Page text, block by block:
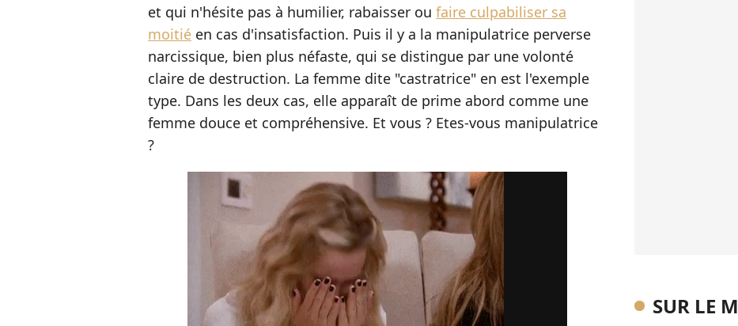
et qui n'hésite pas à humilier, rabaisser ou faire culpabiliser sa
moitié en cas d'insatisfaction. Puis il y a la manipulatrice perverse
narcissique, bien plus néfaste, qui se distingue par une volonté
claire de destruction. La femme dite "castratrice" en est l'exemple
type. Dans les deux cas, elle apparaît de prime abord comme une
femme douce et compréhensive. Et vous ? Etes-vous manipulatrice
?
SUR LE